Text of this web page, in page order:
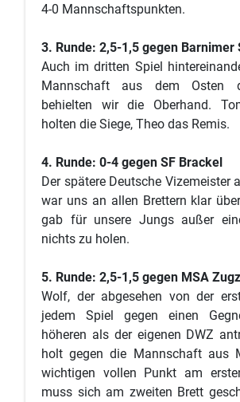
4-0 Mannschaftspunkten.
3. Runde: 2,5-1,5 gegen Barnimer
Auch im dritten Spiel
Mannschaft aus dem Osten
behielten wir die Oberhand.
holten die Siege, Theo das Remis.
4. Runde: 0-4 gegen SF Brackel
Der spätere Deutsche Vizemeister
war uns an allen Brettern klar
gab für unsere Jungs außer
nichts zu holen.
5. Runde: 2,5-1,5 gegen MSA
Wolf, der abgesehen von der
jedem Spiel gegen einen
höheren als der eigenen DWZ
holt gegen die Mannschaft aus
wichtigen vollen Punkt am
muss sich am zweiten Brett